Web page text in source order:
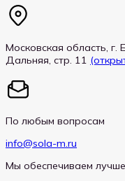
Московская область,
Дальняя, стр. 11
По любым вопросам
info@sola-m.ru
Мы обеспечиваем